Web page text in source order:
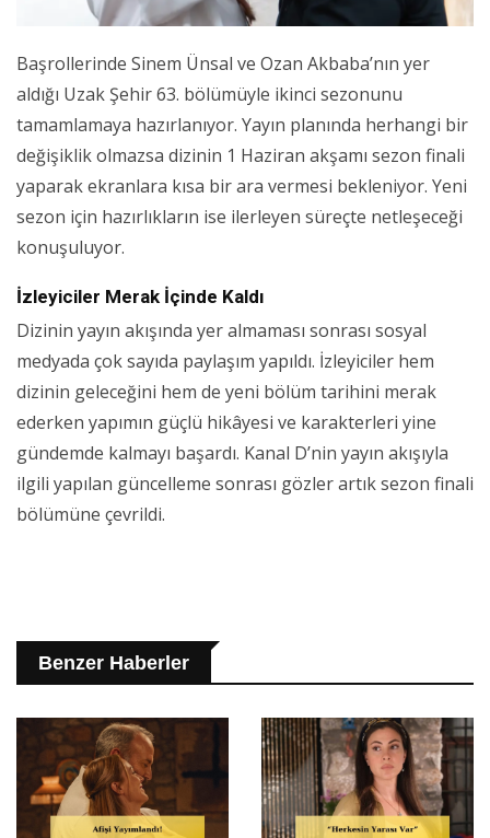
Başrollerinde Sinem Ünsal ve Ozan Akbaba’nın yer
aldığı Uzak Şehir 63. bölümüyle ikinci sezonunu
tamamlamaya hazırlanıyor. Yayın planında herhangi bir
değişiklik olmazsa dizinin 1 Haziran akşamı sezon finali
yaparak ekranlara kısa bir ara vermesi bekleniyor. Yeni
sezon için hazırlıkların ise ilerleyen süreçte netleşeceği
konuşuluyor.
İzleyiciler Merak İçinde Kaldı
Dizinin yayın akışında yer almaması sonrası sosyal
medyada çok sayıda paylaşım yapıldı. İzleyiciler hem
dizinin geleceğini hem de yeni bölüm tarihini merak
ederken yapımın güçlü hikâyesi ve karakterleri yine
gündemde kalmayı başardı. Kanal D’nin yayın akışıyla
ilgili yapılan güncelleme sonrası gözler artık sezon finali
bölümüne çevrildi.
Benzer Haberler